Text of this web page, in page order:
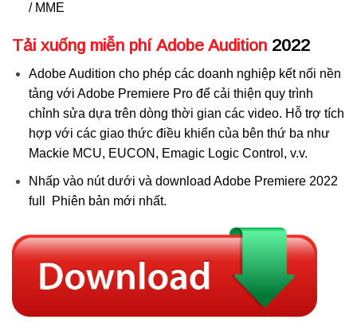
/ MME
Tải xuống miễn phí Adobe Audition 2022
Adobe Audition cho phép các doanh nghiệp kết nối nền
tảng với Adobe Premiere Pro để cải thiện quy trình
chỉnh sửa dựa trên dòng thời gian các video. Hỗ trợ tích
hợp với các giao thức điều khiển của bên thứ ba như
Mackie MCU, EUCON, Emagic Logic Control, v.v.
Nhấp vào nút dưới và download Adobe Premiere 2022
full Phiên bản mới nhất.